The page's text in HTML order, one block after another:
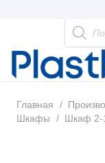
Поиск
товаров
Главная /
Шкафы
/ Шкаф 2-